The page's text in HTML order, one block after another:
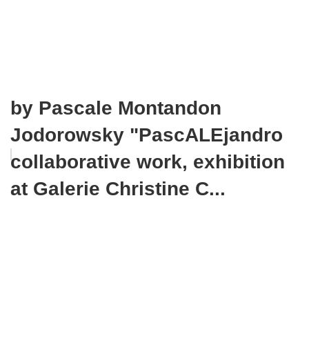
by Pascale Montandon
Jodorowsky "PascALEjandro
collaborative work, exhibition
at Galerie Christine C...